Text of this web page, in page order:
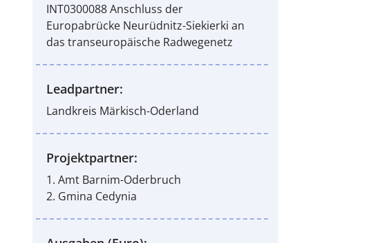
INT0300088 Anschluss der
Europabrücke Neurüdnitz-Siekierki an
das transeuropäische Radwegenetz
Leadpartner:
Landkreis Märkisch-Oderland
Projektpartner:
1. Amt Barnim-Oderbruch
2. Gmina Cedynia